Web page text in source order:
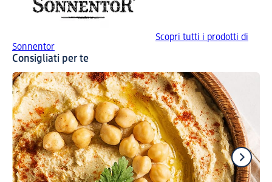
Scopri tutti i prodotti di
Sonnentor
Consigliati per te